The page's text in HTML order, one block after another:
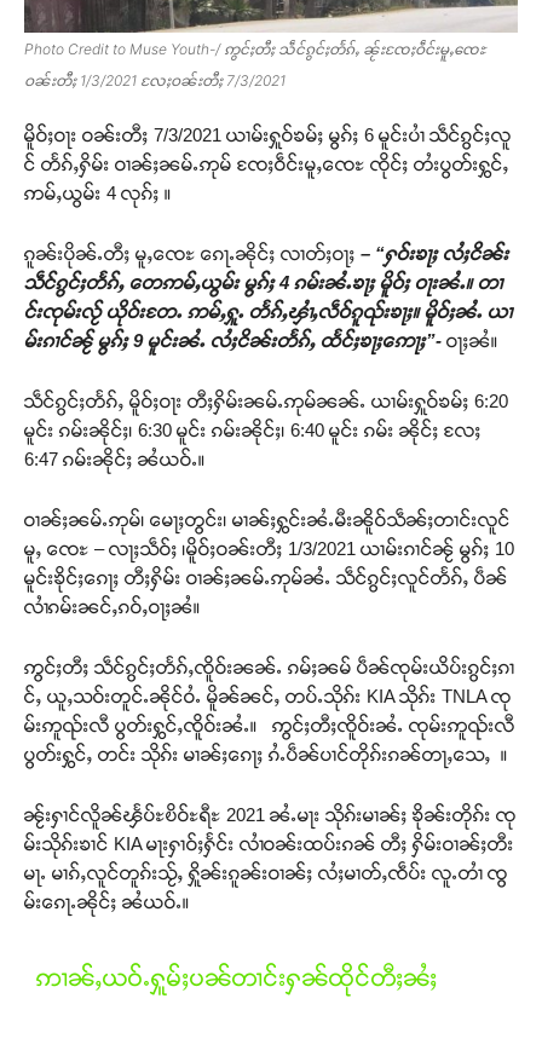
Photo Credit to Muse Youth-/ ဢွင်ႈတီႈ သဵင်ၵွင်ႈတႅၵ်ႇ ၼႂ်းၸႄႈဝဵင်းမူႇၸေႊ
ဝၼ်းတီႈ 1/3/2021 လႄႈဝၼ်းတီႈ 7/3/2021
မိူဝ်ႈဝႃး ဝၼ်းတီႈ 7/3/2021 ယၢမ်းႁူဝ်ၶမ်ႈ မွၵ်ႈ 6 မူင်းပၢႆ သဵင်ၵွင်ႈလူ
င် တႅၵ်ႇႁိမ်း ဝၢၼ်ႈၼမ်ႉဢုမ် ၸႄႈဝဵင်းမူႇၸေႊ ၸိုင်ႈ တႆးပွတ်းႁွင်ႇ
ဢမ်ႇယွမ်း 4 လုၵ်ႈ ။
ၵူၼ်းပိုၼ်ႉတီႈ မူႇၸေႊ ၵေႃႉၼိုင်ႈ လၢတ်ႈဝႃႈ – “ႁဝ်းၶႃႈ လႆႈငိၼ်း
သဵင်ၵွင်ႈတႅၵ်ႇ တေဢမ်ႇယွမ်း မွၵ်ႈ 4 ၵမ်းၼႆႉၶႃႈ မိူဝ်ႈ ဝႃးၼႆႉ။ တၢ
င်းၸုမ်းလႂ် ယိုဝ်းတႄႉ ဢမ်ႇႁူႉ တႅၵ်ႇၾၢႆႇလဵဝ်ၵူၺ်းၶႃႈ။ မိူဝ်ႈၼႆႉ ယၢ
မ်းၵၢင်ၼႂ် မွၵ်ႈ 9 မူင်းၼႆႉ လႆႈငိၼ်းတႅၵ်ႇ ထႅင်ႈၶႃႈဢေႃႈ”- ဝႃႈၼႆ။
သဵင်ၵွင်ႈတႅၵ်ႇ မိူဝ်ႈဝႃး တီႈႁိမ်းၼမ်ႉဢုမ်ၼၼ်ႉ ယၢမ်းႁူဝ်ၶမ်ႈ 6:20
မူင်း ၵမ်းၼိုင်ႈ၊ 6:30 မူင်း ၵမ်းၼိုင်ႈ၊ 6:40 မူင်း ၵမ်း ၼိုင်ႈ လႄႈ
6:47 ၵမ်းၼိုင်ႈ ၼႆယဝ်ႉ။
ဝၢၼ်ႈၼမ်ႉဢုမ်၊ မေႃႈတွင်း၊ မၢၼ်ႈႁွင်းၼႆႉမီးၼိူဝ်သဵၼ်ႈတၢင်းလူင်
မူႇ ၸေႊ – လႃႈသဵဝ်ႈ ၊မိူဝ်ႈဝၼ်းတီႈ 1/3/2021 ယၢမ်းၵၢင်ၼႂ် မွၵ်ႈ 10
မူင်းၶိုင်ႈၵေႃႈ တီႈႁိမ်း ဝၢၼ်ႈၼမ်ႉဢုမ်ၼႆႉ သဵင်ၵွင်ႈလူင်တႅၵ်ႇ ပဵၼ်
လၢႆၵမ်းၼင်ႇၵဝ်ႇဝႃႈၼႆ။
ဢွင်ႈတီႈ သဵင်ၵွင်ႈတႅၵ်ႇၸိူဝ်းၼၼ်ႉ ၵမ်ႈၼမ် ပဵၼ်ၸုမ်းယိပ်းၵွင်ႈၵၢ
င်ႇ ယူႇသဝ်းတူင်ႉၼိုင်ဝႆႉ မိူၼ်ၼင်ႇ တပ်ႉသိုၵ်း KIA သိုၵ်း TNLA ၸု
မ်းဢူၺ်းလီ ပွတ်းႁွင်ႇၸိူဝ်းၼႆႉ။ ဢွင်ႈတီႈၸိူဝ်းၼႆႉ ၸုမ်းဢူၺ်းလီ
ပွတ်းႁွင်ႇ တင်း သိုၵ်း မၢၼ်ႈၵေႃႈ ၵႆႉပဵၼ်ပၢင်တိုၵ်းၵၼ်တႃႇသေႇ ။
ၼႂ်းႁၢင်လိူၼ်ၾႅပ်ႊၿိဝ်ႊရီႊ 2021 ၼႆႉမႃး သိုၵ်းမၢၼ်ႈ ၶိုၼ်းတိုၵ်း ၸု
မ်းသိုၵ်းၶၢင် KIA မႃးႁၢဝ်ႈႁႅင်း လၢႆဝၼ်းထပ်းၵၼ် တီႈ ႁိမ်းဝၢၼ်ႈတီး
မႃႉ မၢၵ်ႇလူင်တူၵ်းသႂ်ႇ ႁိူၼ်းၵူၼ်းဝၢၼ်ႈ လႆႈမၢတ်ႇၸဵပ်း လူႉတၢႆ ၸွ
မ်းၵေႃႉၼိုင်ႈ ၼႆယဝ်ႉ။
ဢၢၼ်ႇယဝ်ႉႁူမ်ႈပၼ်တၢင်းႁၼ်ထိုင်တီႈၼႆႈ